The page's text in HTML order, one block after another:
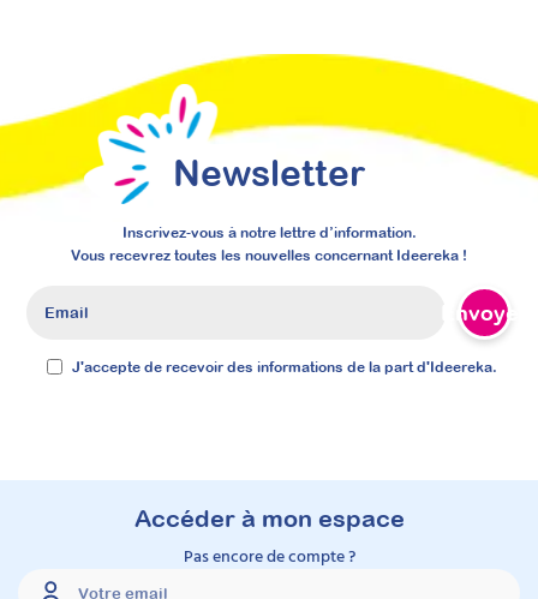
Newsletter
Inscrivez-vous à notre lettre d’information.
Vous recevrez toutes les nouvelles concernant Ideereka !
Envoyer
J'accepte de recevoir des informations de la part d'Ideereka.
Accéder à mon espace
Pas encore de compte ?